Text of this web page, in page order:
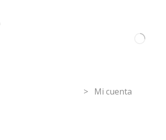
> Mi cuenta